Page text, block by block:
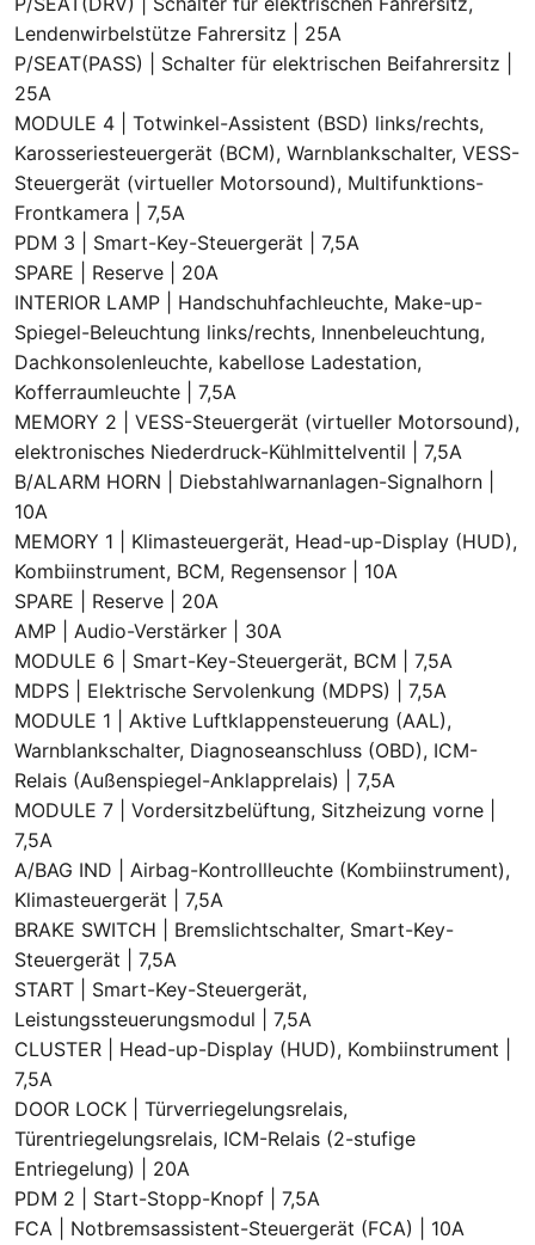
Lendenwirbelstütze Fahrersitz | 25A
P/SEAT(PASS) | Schalter für elektrischen Beifahrersitz |
25A
MODULE 4 | Totwinkel-Assistent (BSD) links/rechts,
Karosseriesteuergerät (BCM), Warnblankschalter, VESS-
Steuergerät (virtueller Motorsound), Multifunktions-
Frontkamera | 7,5A
PDM 3 | Smart-Key-Steuergerät | 7,5A
SPARE | Reserve | 20A
INTERIOR LAMP | Handschuhfachleuchte, Make-up-
Spiegel-Beleuchtung links/rechts, Innenbeleuchtung,
Dachkonsolenleuchte, kabellose Ladestation,
Kofferraumleuchte | 7,5A
MEMORY 2 | VESS-Steuergerät (virtueller Motorsound),
elektronisches Niederdruck-Kühlmittelventil | 7,5A
B/ALARM HORN | Diebstahlwarnanlagen-Signalhorn |
10A
MEMORY 1 | Klimasteuergerät, Head-up-Display (HUD),
Kombiinstrument, BCM, Regensensor | 10A
SPARE | Reserve | 20A
AMP | Audio-Verstärker | 30A
MODULE 6 | Smart-Key-Steuergerät, BCM | 7,5A
MDPS | Elektrische Servolenkung (MDPS) | 7,5A
MODULE 1 | Aktive Luftklappensteuerung (AAL),
Warnblankschalter, Diagnoseanschluss (OBD), ICM-
Relais (Außenspiegel-Anklapprelais) | 7,5A
MODULE 7 | Vordersitzbelüftung, Sitzheizung vorne |
7,5A
A/BAG IND | Airbag-Kontrollleuchte (Kombiinstrument),
Klimasteuergerät | 7,5A
BRAKE SWITCH | Bremslichtschalter, Smart-Key-
Steuergerät | 7,5A
START | Smart-Key-Steuergerät,
Leistungssteuerungsmodul | 7,5A
CLUSTER | Head-up-Display (HUD), Kombiinstrument |
7,5A
DOOR LOCK | Türverriegelungsrelais,
Türentriegelungsrelais, ICM-Relais (2-stufige
Entriegelung) | 20A
PDM 2 | Start-Stopp-Knopf | 7,5A
FCA | Notbremsassistent-Steuergerät (FCA) | 10A